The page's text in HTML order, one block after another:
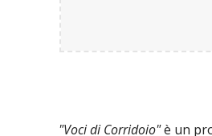
"Voci di Corridoio"è un